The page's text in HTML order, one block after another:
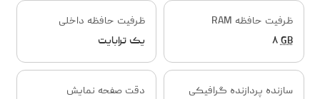
ظرفیت حافظه RAM
۸GB
ظرفیت حافظه داخلی
یک ترابایت
سازنده پردازنده گرافیکی
دقت صفحه نمایش